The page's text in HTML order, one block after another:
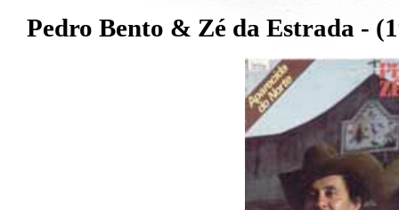
Pedro Bento & Zé da Estrada -